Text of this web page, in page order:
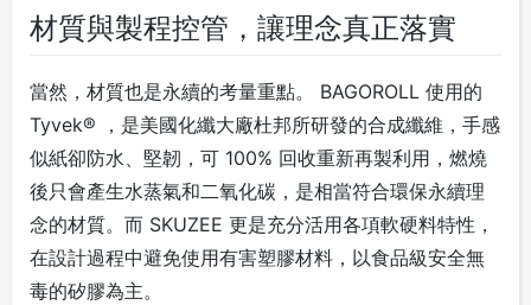
材質與製程控管，讓理念真正落實
當然，材質也是永續的考量重點。 BAGOROLL 使用的
Tyvek® ，是美國化纖大廠杜邦所研發的合成纖維，手感
似紙卻防水、堅韌，可 100% 回收重新再製利用，燃燒
後只會產生水蒸氣和二氧化碳，是相當符合環保永續理
念的材質。而 SKUZEE 更是充分活用各項軟硬料特性，
在設計過程中避免使用有害塑膠材料，以食品級安全無
毒的矽膠為主。